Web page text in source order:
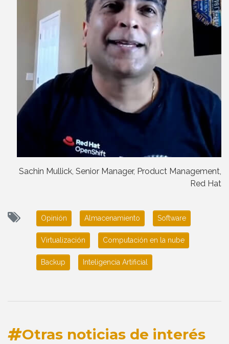
Sachin Mullick, Senior Manager, Product Management,
Red Hat
Opinión Almacenamiento Software
Virtualización Computación en la nube
Backup Inteligencia Artificial
Otras noticias de interés